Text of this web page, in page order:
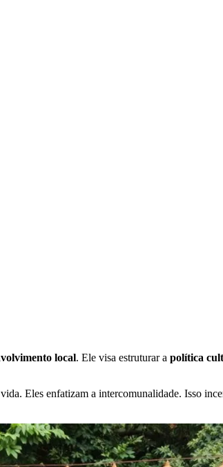
local. Ele visa estruturar a política
Eles enfatizam a intercomunalidade. Isso